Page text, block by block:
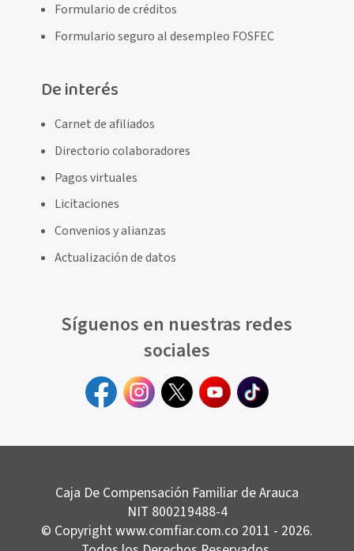
Formulario de créditos
Formulario seguro al desempleo FOSFEC
De interés
Carnet de afiliados
Directorio colaboradores
Pagos virtuales
Licitaciones
Convenios y alianzas
Actualización de datos
Síguenos en nuestras redes
sociales
Caja De Compensación Familiar de Arauca
NIT 800219488-4
© Copyright www.comfiar.com.co 2011 - 2026.